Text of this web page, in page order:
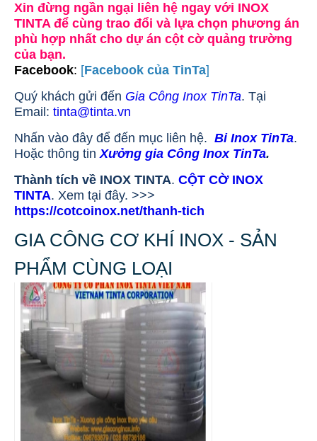
Xin đừng ngần ngại liên hệ ngay với INOX
TINTA để cùng trao đổi và lựa chọn phương án
phù hợp nhất cho dự án cột cờ quảng trường
của bạn.
Facebook: [Facebook của TinTa]
Quý khách gửi đến Gia Công Inox TinTa. Tại
Email: tinta@tinta.vn
Nhấn vào đây để đến mục liên hệ. Bi Inox TinTa.
Hoặc thông tinXưởng gia Công Inox TinTa.
Thành tích về INOX TINTA. CỘT CỜ INOX
TINTA. Xem tại đây. >>>
https://cotcoinox.net/thanh-tich
GIA CÔNG CƠ KHÍ INOX - SẢN
PHẨM CÙNG LOẠI